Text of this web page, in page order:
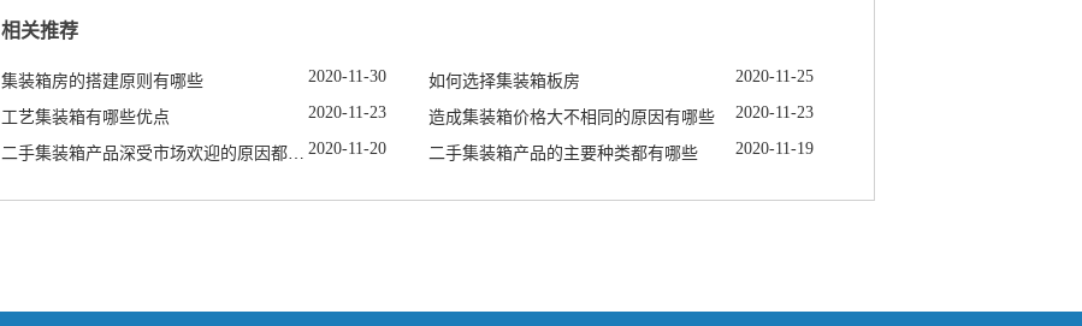
相关推荐
集装箱房的搭建原则有哪些 2020-11-30 如何选择集装箱板房 2020-11-25
工艺集装箱有哪些优点 2020-11-23 造成集装箱价格大不相同的原因有哪些 2020-11-23
二手集装箱产品深受市场欢迎的原因都有哪些 2020-11-20 二手集装箱产品的主要种类都有哪些 2020-11-19